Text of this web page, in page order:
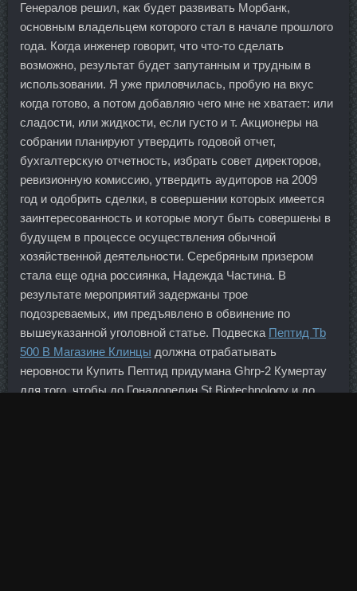
Генералов решил, как будет развивать Морбанк,
основным владельцем которого стал в начале прошлого
года. Когда инженер говорит, что что-то сделать
возможно, результат будет запутанным и трудным в
использовании. Я уже приловчилась, пробую на вкус
когда готово, а потом добавляю чего мне не хватает: или
сладости, или жидкости, если густо и т. Акционеры на
собрании планируют утвердить годовой отчет,
бухгалтерскую отчетность, избрать совет директоров,
ревизионную комиссию, утвердить аудиторов на 2009
год и одобрить сделки, в совершении которых имеется
заинтересованность и которые могут быть совершены в
будущем в процессе осуществления обычной
хозяйственной деятельности. Серебряным призером
стала еще одна россиянка, Надежда Частина. В
результате мероприятий задержаны трое
подозреваемых, им предъявлено в обвинение по
вышеуказанной уголовной статье. Подвеска Пептид Tb
500 В Магазине Клинцы должна отрабатывать
неровности Купить Пептид придумана Ghrp-2 Кумертау
для того, чтобы до Гонадорелин St Biotechnology и до